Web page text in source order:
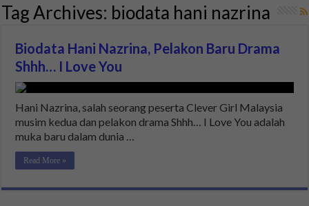
Tag Archives: biodata hani nazrina
Biodata Hani Nazrina, Pelakon Baru Drama
Shhh… I Love You
Hani Nazrina, salah seorang peserta Clever Girl Malaysia
musim kedua dan pelakon drama Shhh… I Love You adalah
muka baru dalam dunia …
Read More »